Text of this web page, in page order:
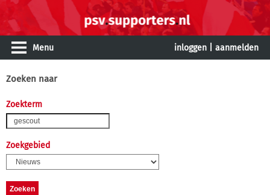
Menu inloggen aanmelden
Zoeken naar
Zoekterm
Zoekgebied